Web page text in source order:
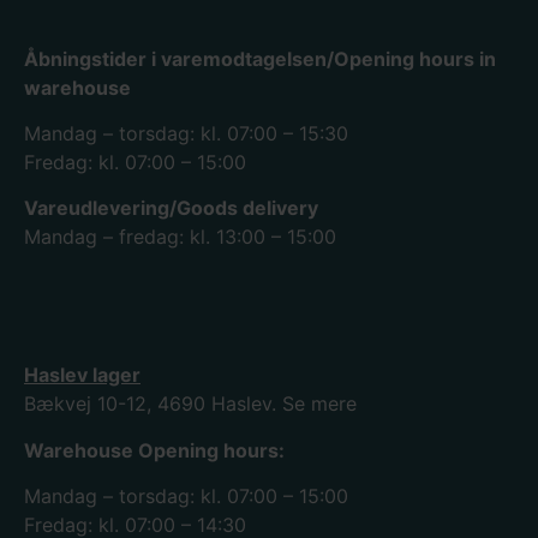
Åbningstider i varemodtagelsen/Opening hours in
warehouse
Mandag – torsdag: kl. 07:00 – 15:30
Fredag: kl. 07:00 – 15:00
Vareudlevering/Goods delivery
Mandag – fredag: kl. 13:00 – 15:00
Haslev lager
Bækvej 10-12, 4690 Haslev. Se mere
Warehouse Opening hours:
Mandag – torsdag: kl. 07:00 – 15:00
Fredag: kl. 07:00 – 14:30